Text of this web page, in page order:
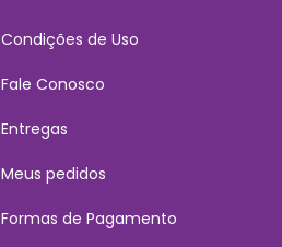
Condições de Uso
Fale Conosco
Entregas
Meus pedidos
Formas de Pagamento